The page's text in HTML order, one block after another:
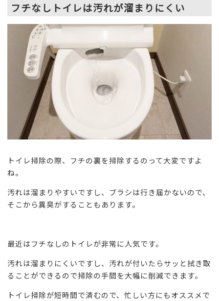
フチなしトイレは汚れが溜まりにくい
トイレ掃除の際、フチの裏を掃除するのって大変ですよ
ね。
汚れは溜まりやすいですし、ブラシは行き届かないので、
そこから異臭がすることもあります。
最近はフチなしのトイレが非常に人気です。
汚れは溜まりにくいですし、汚れが付いたらサッと拭き取
ることができるので掃除の手間を大幅に削減できます。
トイレ掃除が短時間で済むので、忙しい方にもオススメで